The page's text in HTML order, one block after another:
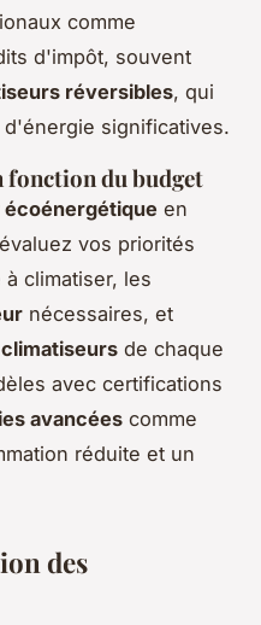
comme
d'impôt, souvent
réversibles, qui
significatives.
fonction du budget
en
vos priorités
climatiser, les
nécessaires, et
de chaque
avec certifications
avancées comme
réduite et un
des